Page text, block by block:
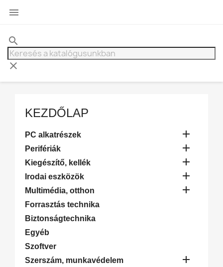

search
clear
KEZDŐLAP
PC alkatrészek 
Perifériák 
Kiegészítő, kellék 
Irodai eszközök 
Multimédia, otthon 
Forrasztás technika
Biztonságtechnika
Egyéb
Szoftver
Szerszám, munkavédelem
